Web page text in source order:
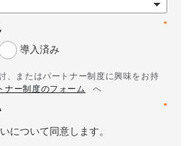
*
導入済み
、またはパートナー制度に興味をお持
ナー制度のフォーム
へ
*
について同意します。